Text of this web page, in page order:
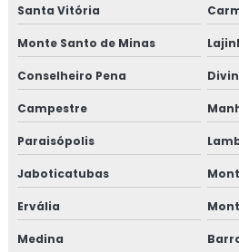
Treinamento em FSSC 22000
Treinamento em gerenciamento
rastreabilidade
Treinamento em gerenciamento
Treinamento em gestão da
Treinamento em gestão de
Treinamento em gestão de
Santa Vitória
Monte Santo de Minas
Conselheiro Pena
Campestre
Paraisópolis
Jaboticatubas
Ervália
Medina